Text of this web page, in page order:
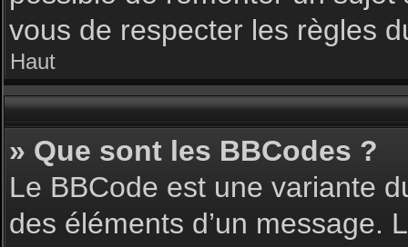
vous de respecter les règles
Haut
» Que sont les BBCodes ?
Le BBCode est une variante
des éléments d’un message.